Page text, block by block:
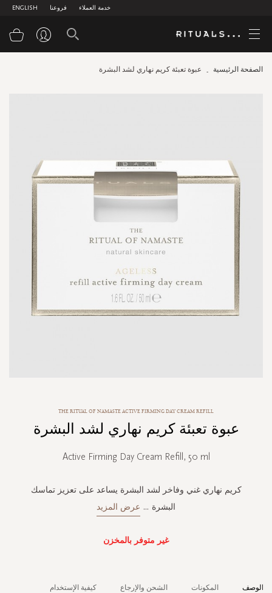
ENGLISH فروعنا خدمة العملاء
الصفحة الرئيسية عبوة تعبئة كريم نهاري لشد البشرة
gallery
THE RITUAL OF NAMASTE ACTIVE FIRMING DAY CREAM REFILL
عبوة تعبئة كريم نهاري لشد البشرة
Active Firming Day Cream Refill, 50 ml
كريم نهاري غني وفاخر لشد البشرة يساعد على تعزيز تماسك
البشرة ... عرض المزيد
غير متوفر بالمخزن
الوصف المكونات الشحن والإرجاع كيفية الإستخدام